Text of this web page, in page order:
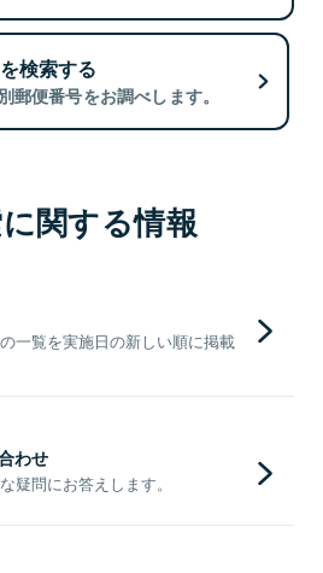
検索する
郵便番号をお調べします。
関する情報
一覧を実施日の新しい順に掲載
わせ
疑問にお答えします。